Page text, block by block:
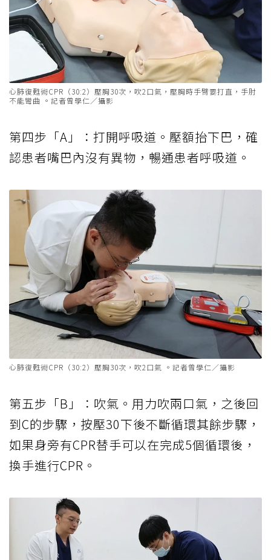
心肺復甦術CPR（30:2）壓胸30次，吹2口氣，壓胸時手臂要打直，手肘
不能彎曲 。記者曾學仁／攝影
第四步「A」：打開呼吸道。壓額抬下巴，確
認患者嘴巴內沒有異物，暢通患者呼吸道。
心肺復甦術CPR（30:2）壓胸30次，吹2口氣 。記者曾學仁／攝影
第五步「B」：吹氣。用力吹兩口氣，之後回
到C的步驟，按壓30下後不斷循環其餘步驟，
如果身旁有CPR替手可以在完成5個循環後，
換手進行CPR。